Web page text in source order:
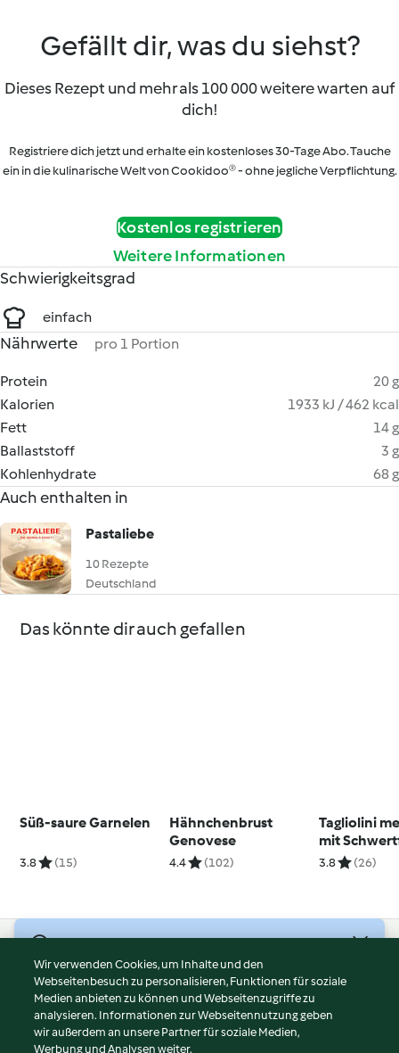
Gefällt dir, was du siehst?
Dieses Rezept und mehr als 100 000 weitere warten auf
dich!
Registriere dich jetzt und erhalte ein kostenloses 30-Tage Abo. Tauche
ein in die kulinarische Welt von Cookidoo® - ohne jegliche Verpflichtung.
Kostenlos registrieren
Weitere Informationen
Schwierigkeitsgrad
einfach
Nährwerte pro 1 Portion
Protein
20 g
Kalorien
1933 kJ / 462 kcal
Fett
14 g
Ballaststoff
3 g
Kohlenhydrate
68 g
Auch enthalten in
Pastaliebe
10 Rezepte
Deutschland
Das könnte dir auch gefallen
Süß-saure Garnelen
3.8 (15)
Hähnchenbrust
Genovese
4.4 (102)
Tagliolini
mit
3.8 (26)
Nutzungsbedingungen
Datenschutzrichtlinien
Disclaimer
Wir verwenden Cookies, um Inhalte und den
Webseitenbesuch zu personalisieren, Funktionen für soziale
Medien anbieten zu können und Webseitenzugriffe zu
analysieren. Informationen zur Webseitennutzung geben
wir außerdem an unsere Partner für soziale Medien,
Werbung und Analysen weiter.